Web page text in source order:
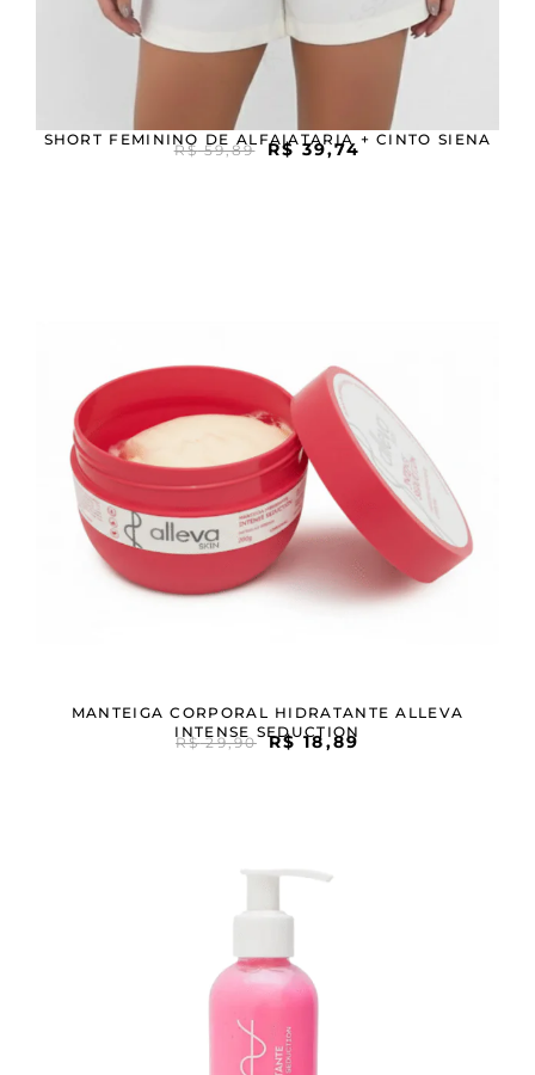
SHORT FEMININO DE ALFAIATARIA + CINTO SIENA
R$59,89 R$39,74
MANTEIGA CORPORAL HIDRATANTE ALLEVA
INTENSE SEDUCTION
R$29,90 R$18,89